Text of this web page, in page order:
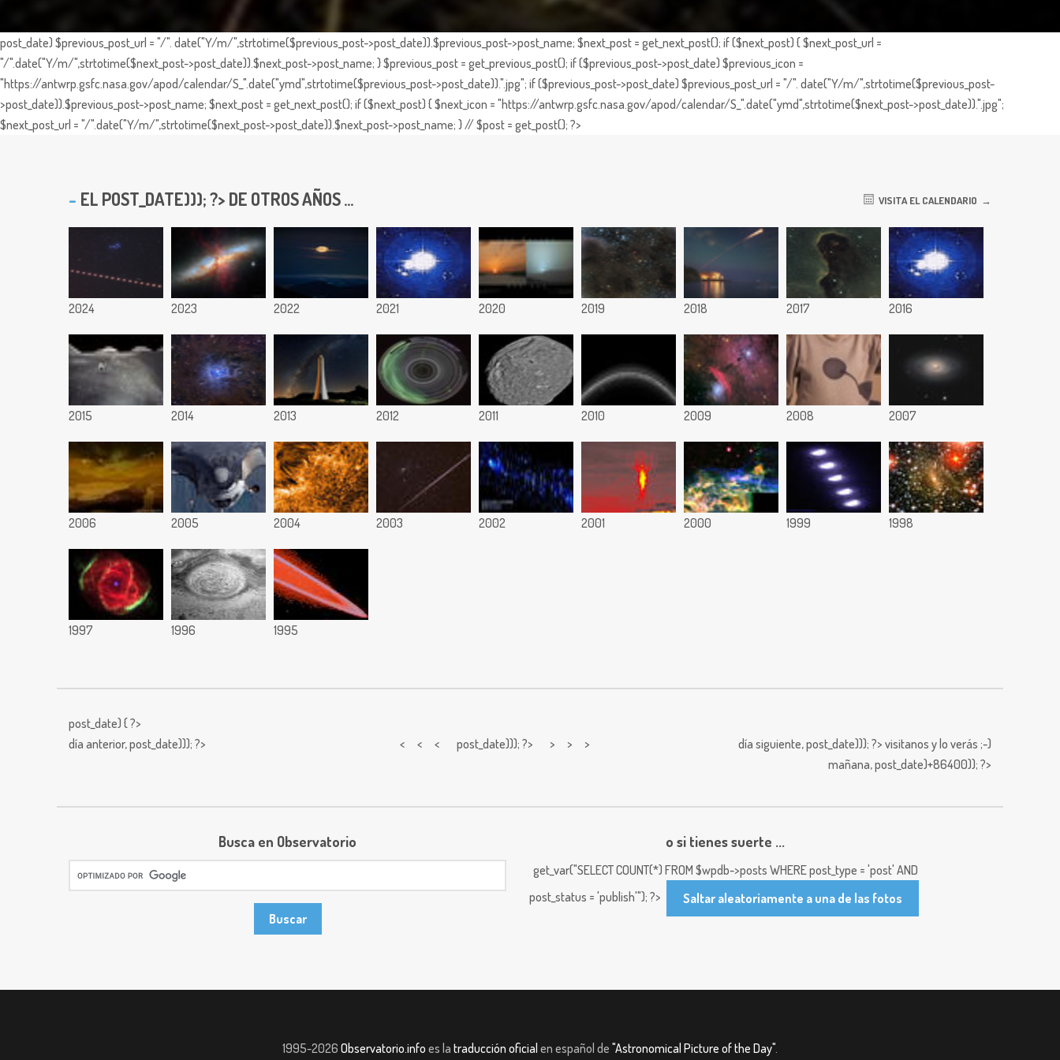
post_date) $previous_post_url = "/". date("Y/m/",strtotime($previous_post->post_date)).$previous_post->post_name; $next_post = get_next_post(); if ($next_post) { $next_post_url =
"/".date("Y/m/",strtotime($next_post->post_date)).$next_post->post_name; } $previous_post = get_previous_post(); if ($previous_post->post_date) $previous_icon =
"https://antwrp.gsfc.nasa.gov/apod/calendar/S_".date("ymd",strtotime($previous_post->post_date)).".jpg"; if ($previous_post->post_date) $previous_post_url = "/". date("Y/m/",strtotime($previous_post-
>post_date)).$previous_post->post_name; $next_post = get_next_post(); if ($next_post) { $next_icon = "https://antwrp.gsfc.nasa.gov/apod/calendar/S_".date("ymd",strtotime($next_post->post_date)).".jpg";
$next_post_url = "/".date("Y/m/",strtotime($next_post->post_date)).$next_post->post_name; } // $post = get_post(); ?>
EL POST_DATE))); ?> DE OTROS AÑOS ... VISITA EL CALENDARIO
2024 2023 2022 2021 2020 2019 2018 2017 2016
2015 2014 2013 2012 2011 2010 2009 2008 2007
2006 2005 2004 2003 2002 2001 2000 1999 1998
1997 1996 1995
post_date) { ?>
día anterior,post_date))); ?> < < < post_date))); ?> > > > día siguiente,post_date))); ?> visitanos y lo verás ;-)
mañana,post_date)+86400)); ?>
Busca en Observatorio o si tienes suerte ...
get_var("SELECT COUNT(*) FROM $wpdb->posts WHERE post_type = 'post' AND
post_status = 'publish'"); ?>
Saltar aleatoriamente a una de las fotos
1995-2026 Observatorio.info es la traducción oficial en español de "Astronomical Picture of the Day".